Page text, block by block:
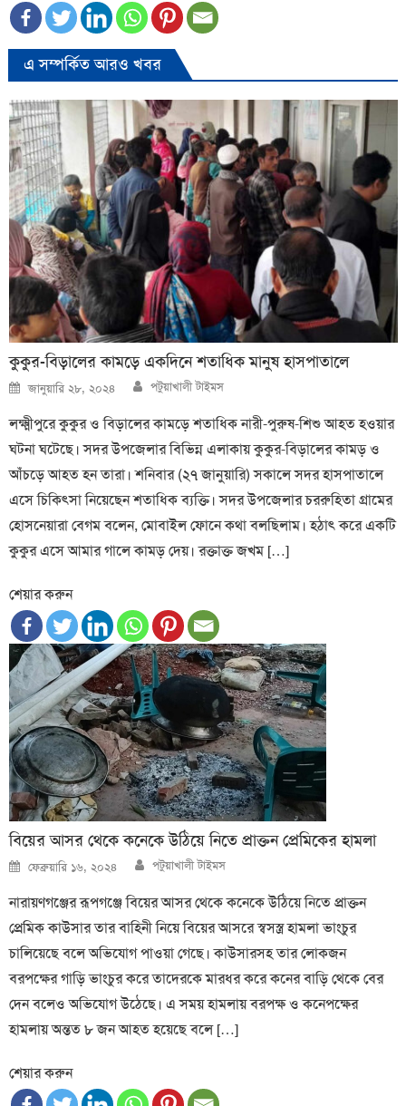
এ সম্পর্কিত আরও খবর
কুকুর-বিড়ালের কামড়ে একদিনে শতাধিক মানুষ হাসপাতালে
Posted
on
জানুয়ারি ২৮, ২০২৪ Author
পটুয়াখালী টাইমস
লক্ষ্মীপুরে কুকুর ও বিড়ালের কামড়ে শতাধিক নারী-পুরুষ-শিশু আহত হওয়ার
ঘটনা ঘটেছে। সদর উপজেলার বিভিন্ন এলাকায় কুকুর-বিড়ালের কামড় ও
আঁচড়ে আহত হন তারা। শনিবার (২৭ জানুয়ারি) সকালে সদর হাসপাতালে
এসে চিকিৎসা নিয়েছেন শতাধিক ব্যক্তি। সদর উপজেলার চররুহিতা গ্রামের
হোসনেয়ারা বেগম বলেন, মোবাইল ফোনে কথা বলছিলাম। হঠাৎ করে একটি
কুকুর এসে আমার গালে কামড় দেয়। রক্তাক্ত জখম […]
শেয়ার করুন
বিয়ের আসর থেকে কনেকে উঠিয়ে নিতে প্রাক্তন প্রেমিকের হামলা
Posted
on
ফেব্রুয়ারি ১৬, ২০২৪ Author
পটুয়াখালী টাইমস
নারায়ণগঞ্জের রূপগঞ্জে বিয়ের আসর থেকে কনেকে উঠিয়ে নিতে প্রাক্তন
প্রেমিক কাউসার তার বাহিনী নিয়ে বিয়ের আসরে স্বসস্ত্র হামলা ভাংচুর
চালিয়েছে বলে অভিযোগ পাওয়া গেছে। কাউসারসহ তার লোকজন
বরপক্ষের গাড়ি ভাংচুর করে তাদেরকে মারধর করে কনের বাড়ি থেকে বের
দেন বলেও অভিযোগ উঠেছে। এ সময় হামলায় বরপক্ষ ও কনেপক্ষের
হামলায় অন্তত ৮ জন আহত হয়েছে বলে […]
শেয়ার করুন